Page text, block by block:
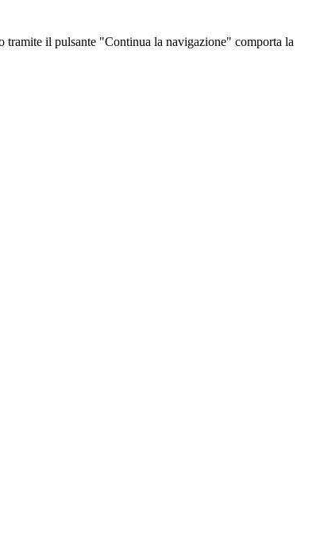
tramite il pulsante "Continua la navigazione" comporta la